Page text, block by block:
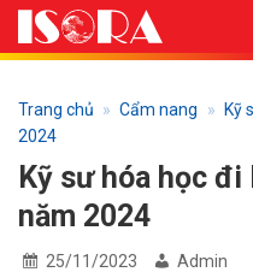
Bỏ
qua
dungTrang chủ » Cẩm nang »
Kỹ
2024
Kỹ sư hóa học
năm 2024
25/11/2023 Admin